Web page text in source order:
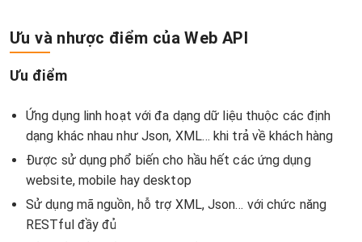
Ưu và nhược điểm của Web API
Ưu điểm
Ứng dụng linh hoạt với đa dạng dữ liệu thuộc các định
dạng khác nhau như Json, XML… khi trả về khách hàng
Được sử dụng phổ biến cho hầu hết các ứng dụng
website, mobile hay desktop
Sử dụng mã nguồn, hỗ trợ XML, Json… với chức năng
RESTful đầy đủ